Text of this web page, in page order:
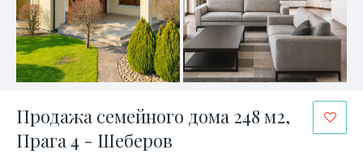
Продажа семейного дома 248 м2,
Прага 4 - Шеберов